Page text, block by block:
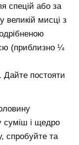
спецій або за
великій мисці з
(приблизно ¼
Дайте постояти
суміш і щедро
спробуйте та